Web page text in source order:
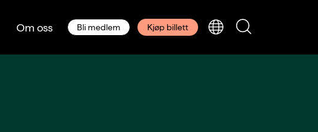
Om oss Bli medlem Kjøp billett